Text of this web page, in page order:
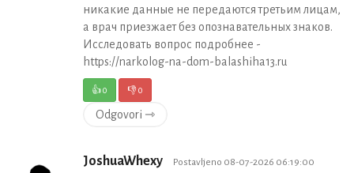
никакие данные не передаются третьим лицам,
а врач приезжает без опознавательных знаков.
Исследовать вопрос подробнее -
https://narkolog-na-dom-balashiha13.ru
👍0 👎0
Odgovori ⇾
JoshuaWhexy Postavljeno 08-07-2026 06:19:00